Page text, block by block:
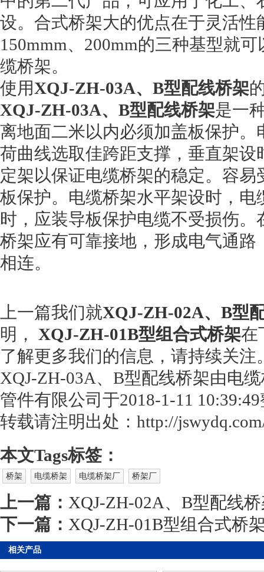
设。合式桥架大的优点在于灵活性
150mmm、200mm的三种基型就
缆桥架。
使用XQJ-ZH-03A、B型配线桥架
XQJ-ZH-03A、B型配线桥架是一
离地面二米以内必须加盖板保护
荷曲线选取佳跨距支撑，垂直架
定架以保证电缆桥架的稳定。容
板保护。电缆桥架水平架设时，
时，应装导板保护电缆不受损伤
桥架应有可靠接地，形成电气通
相连。
上一篇我们就XQJ-ZH-02A、B型
明， XQJ-ZH-01B型组合式桥架在
了解更多我们的信息，请持续关注
XQJ-ZH-03A、B型配线桥架由电
管件有限公司于2018-1-11
转载请注明出处：http://
本文Tags标签：
桥架 电缆桥架 电缆桥架厂 桥架厂
上一篇： XQJ-ZH-02A、B型配线
下一篇： XQJ-ZH-01B型组合式桥
相关产品